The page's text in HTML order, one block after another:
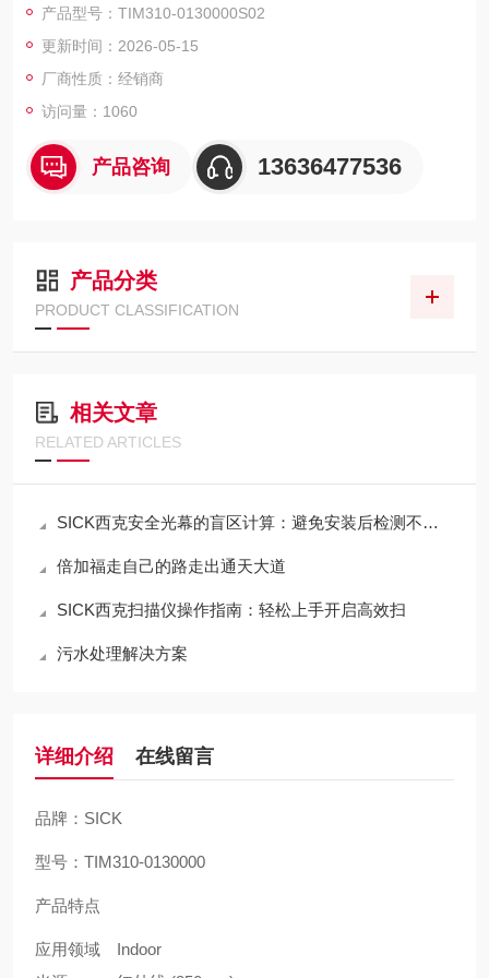
外壳防护等级: IP65
颜色: 淡蓝色 （RAL 5012）
集成应用: 评估区域
扫描频率: 15 Hz
产品型号：TIM310-0130000S02
更新时间：2026-05-15
厂商性质：经销商
访问量：1060
产品咨询 13636477536
产品分类
PRODUCT CLASSIFICATION
相关文章
RELATED ARTICLES
SICK西克安全光幕的盲区计算：避免安装后检测不到手指
倍加福走自己的路走出通天大道
SICK西克扫描仪操作指南：轻松上手开启高效扫
污水处理解决方案
详细介绍 在线留言
品牌：SICK
型号：TIM310-0130000
产品特点
应用领域
Indoor